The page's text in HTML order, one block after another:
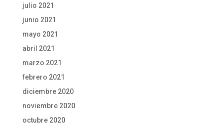
julio 2021
junio 2021
mayo 2021
abril 2021
marzo 2021
febrero 2021
diciembre 2020
noviembre 2020
octubre 2020